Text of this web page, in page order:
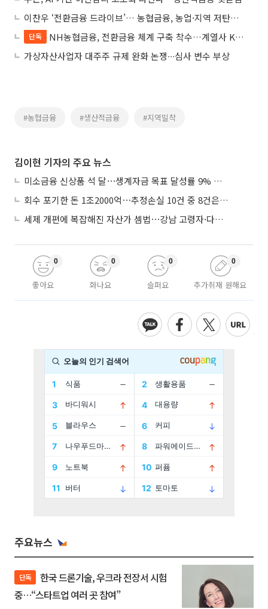
이찬우 ‘전환금융 드라이브’… 농협금융, 농업·지역 저탄소 전환 이끈다
단독
NH농협금융, 전환금융 체계 구축 착수…계열사 KPI에도 반영
가상자산사업자 대주주 규제 완화 논쟁∙∙∙심사 변수 부상
#농협금융 #생산적금융 #지역밀착
김이현 기자의 주요 뉴스
미소금융 신상품 석 달⋯생계자금 목표 달성률 9% 그쳐
회수 포기한 돈 1조2000억⋯추정손실 10건 중 8건은 기업대출
세제 개편에 복잡해진 자산가 셈법⋯강남 고령자·다주택자 ‘자산재편 고심’
좋아요
0
화나요
0
슬퍼요
0
추가취재 원해요
0
주요뉴스
단독
중…“스타트업 여러 곳 참여”